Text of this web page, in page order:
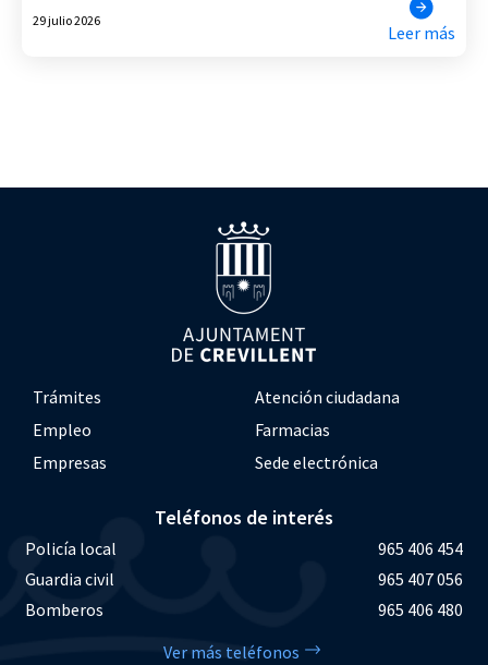
29 julio 2026
Leer más
Trámites
Atención ciudadana
Empleo
Farmacias
Empresas
Sede electrónica
Teléfonos de interés
Policía local
965 406 454
Guardia civil
965 407 056
Bomberos
965 406 480
Ver más teléfonos